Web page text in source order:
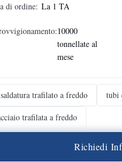
di ordine: La 1 TA
10000
tonnellate al
mese
trafilato a freddo
tubi
trafilata a freddo
Richiedi Inf